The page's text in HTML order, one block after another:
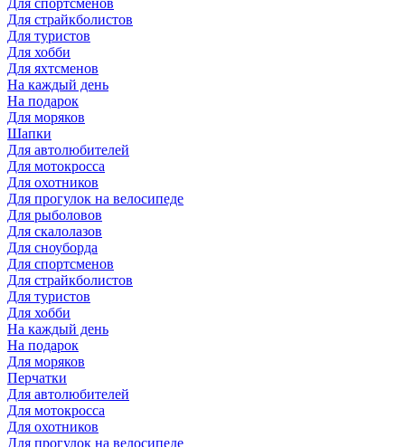
Для спортсменов
Для страйкболистов
Для туристов
Для хобби
Для яхтсменов
На каждый день
На подарок
Для моряков
Шапки
Для автолюбителей
Для мотокросса
Для охотников
Для прогулок на велосипеде
Для рыболовов
Для скалолазов
Для сноуборда
Для спортсменов
Для страйкболистов
Для туристов
Для хобби
На каждый день
На подарок
Для моряков
Перчатки
Для автолюбителей
Для мотокросса
Для охотников
Для прогулок на велосипеде